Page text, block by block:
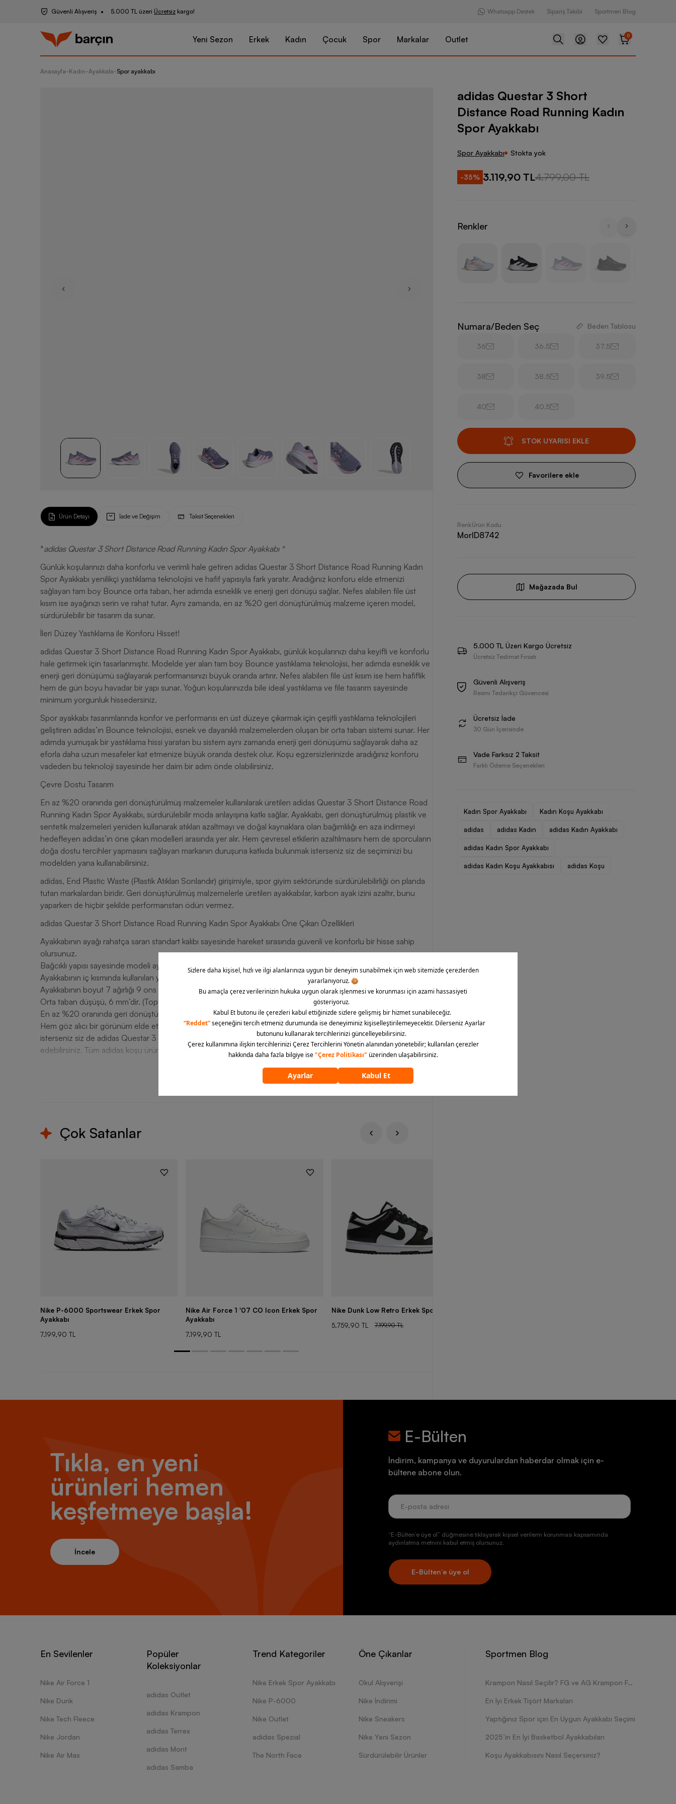
Güvenli Alışveriş 5.000 TL üzeri Ücretsiz kargo! Whatsapp Destek Sipariş Takibi Sportmen Blog
Yeni Sezon Erkek Kadın Çocuk Spor Markalar Outlet 0
Anasayfa-Kadın-Ayakkabı-Spor ayakkabı
adidas Questar 3 Short Distance Road Running Kadın Spor Ayakkabı
Ürün Detayı İade ve Değişim Taksit Seçenekleri
*adidas Questar 3 Short Distance Road Running Kadın Spor Ayakkabı *
Günlük koşularınızı daha konforlu ve verimli hale getiren adidas Questar 3 Short Distance Road Running Kadın
Spor Ayakkabı yenilikçi yastıklama teknolojisi ve hafif yapısıyla fark yaratır. Aradığınız konforu elde etmenizi
sağlayan tam boy Bounce orta taban, her adımda esneklik ve enerji geri dönüşü sağlar. Nefes alabilen file üst
kısım ise ayağınızı serin ve rahat tutar. Aynı zamanda, en az %20 geri dönüştürülmüş malzeme içeren model,
sürdürülebilir bir tasarım da sunar.
İleri Düzey Yastıklama ile Konforu Hisset!
adidas Questar 3 Short Distance Road Running Kadın Spor Ayakkabı, günlük koşularınızı daha keyifli ve konforlu
hale getirmek için tasarlanmıştır. Modelde yer alan tam boy Bounce yastıklama teknolojisi, her adımda esneklik ve
enerji geri dönüşümü sağlayarak performansınızı büyük oranda artırır. Nefes alabilen file üst kısım ise hem hafiflik
hem de gün boyu havadar bir yapı sunar. Yoğun koşularınızda bile ideal yastıklama ve file tasarım sayesinde
minimum yorgunluk hissedersiniz.
Spor ayakkabı tasarımlarında konfor ve performansı en üst düzeye çıkarmak için çeşitli yastıklama teknolojileri
geliştiren adidas’ın Bounce teknolojisi, esnek ve dayanıklı malzemelerden oluşan bir orta taban sistemi sunar. Her
adımda yumuşak bir yastıklama hissi yaratan bu sistem aynı zamanda enerji geri dönüşümü sağlayarak daha az
eforla daha uzun mesafeler kat etmenize büyük oranda destek olur. Koşu egzersizlerinizde aradığınız konforu
vadeden bu teknoloji sayesinde her daim bir adım önde olabilirsiniz.
Çevre Dostu Tasarım
En az %20 oranında geri dönüştürülmüş malzemeler kullanılarak üretilen adidas Questar 3 Short Distance Road
Running Kadın Spor Ayakkabı, sürdürülebilir moda anlayışına katkı sağlar. Ayakkabı, geri dönüştürülmüş plastik ve
sentetik malzemeleri yeniden kullanarak atıkları azaltmayı ve doğal kaynaklara olan bağımlılığı en aza indirmeyi
hedefleyen adidas’ın öne çıkan modelleri arasında yer alır. Hem çevresel etkilerin azaltılmasını hem de sporcuların
doğa dostu tercihler yapmasını sağlayan markanın duruşuna katkıda bulunmak isterseniz siz de seçiminizi bu
modelden yana kullanabilirsiniz.
adidas, End Plastic Waste (Plastik Atıkları Sonlandır) girişimiyle, spor giyim sektöründe sürdürülebilirliği ön planda
tutan markalardan biridir. Geri dönüştürülmüş malzemelerle üretilen ayakkabılar, karbon ayak izini azaltır, bunu
yaparken de hiçbir şekilde performanstan ödün vermez.
adidas Questar 3 Short Distance Road Running Kadın Spor Ayakkabı Öne Çıkan Özellikleri
Ayakkabının ayağı rahatça saran standart kalıbı sayesinde hareket sırasında güvenli ve konforlu bir hisse sahip
olursunuz.
Bağcıklı yapısı sayesinde modeli ayağınıza göre kolayca ayarlayabilir, daha iyi bir uyum elde edebilirsiniz.
Ayakkabının iç kısmında kullanılan yumuşak tekstil astar, ayağı tahriş etmeden konforlu bir his verir.
Ayakkabının boyut 7 ağırlığı 9 ons olarak ölçülmüştür.
Orta taban düşüşü, 6 mm’dir. (Topuk 28 mm / Ön ayak 22 mm)
En az %20 oranında geri dönüştürülmüş içeriğe sahip olan model, doğaya duyarlı bir seçenek sunar.
Hem göz alıcı bir görünüm elde etmek hem de koşu egzersizlerinizde ihtiyacınız olan konforu deneyimlemek
isterseniz siz de adidas Questar 3 Short Distance Road Running Kadın Spor Ayakkabı modelini tercih
edebilirsiniz. Tüm adidas koşu ürünlerine Barcin.com avantajlarıyla ulaşabilirsiniz.
Tümünü göster
Çok Satanlar
Nike P-6000 Sportswear Erkek Spor
Ayakkabı
7.199,90 TL
Nike Air Force 1 '07 CO Icon Erkek Spor
Ayakkabı
7.199,90 TL
Nike Dunk Low Retro Erkek Spor Ayakkabı
5.759,90 TL
7.199,90 TL
adidas Questar 3 Short
Distance Road Running Kadın
Spor Ayakkabı
Spor Ayakkabı Stokta yok
-35% 3.119,90 TL4.799,00 TL
Renkler
Numara/Beden Seç Beden Tablosu
36 36.5 37.5
38 38.5 39.5
40 40.5
STOK UYARISI EKLE
Favorilere ekle
Renk
Mor
Ürün Kodu
ID8742
Mağazada Bul
5.000 TL Üzeri Kargo Ücretsiz
Ücretsiz Teslimat Fırsatı
Güvenli Alışveriş
Resmi Tedarikçi Güvencesi
Ücretsiz İade
30 Gün İçerisinde
Vade Farksız 2 Taksit
Farklı Ödeme Seçenekleri
Kadın Spor Ayakkabı Kadın Koşu Ayakkabı
adidas adidas Kadın adidas Kadın Ayakkabı
adidas Kadın Spor Ayakkabı
adidas Kadın Koşu Ayakkabısı adidas Koşu
Tıkla, en yeni
ürünleri hemen
keşfetmeye başla!
İncele
E-Bülten
İndirim, kampanya ve duyurulardan haberdar olmak için e-
bültene abone olun.
“E-Bülten’e üye ol” düğmesine tıklayarak kişisel verilerin korunması kapsamında
aydınlatma metnini kabul etmiş olursunuz.
E-Bülten’e üye ol
En Sevilenler
Nike Air Force 1
Nike Dunk
Nike Tech Fleece
Nike Jordan
Nike Air Max
Popüler
Koleksiyonlar
adidas Outlet
adidas Krampon
adidas Terrex
adidas Mont
adidas Samba
Trend Kategoriler
Nike Erkek Spor Ayakkabı
Nike P-6000
Nike Outlet
adidas Spezial
The North Face
Öne Çıkanlar
Okul Alışverişi
Nike İndirimi
Nike Sneakers
Nike Yeni Sezon
Sürdürülebilir Ürünler
Sportmen Blog
Krampon Nasıl Seçilir? FG ve AG Krampon Farkları Nelerdir?
En İyi Erkek Tişört Markaları
Yaptığınız Spor için En Uygun Ayakkabı Seçimi
2025’in En İyi Basketbol Ayakkabıları
Koşu Ayakkabısını Nasıl Seçersiniz?